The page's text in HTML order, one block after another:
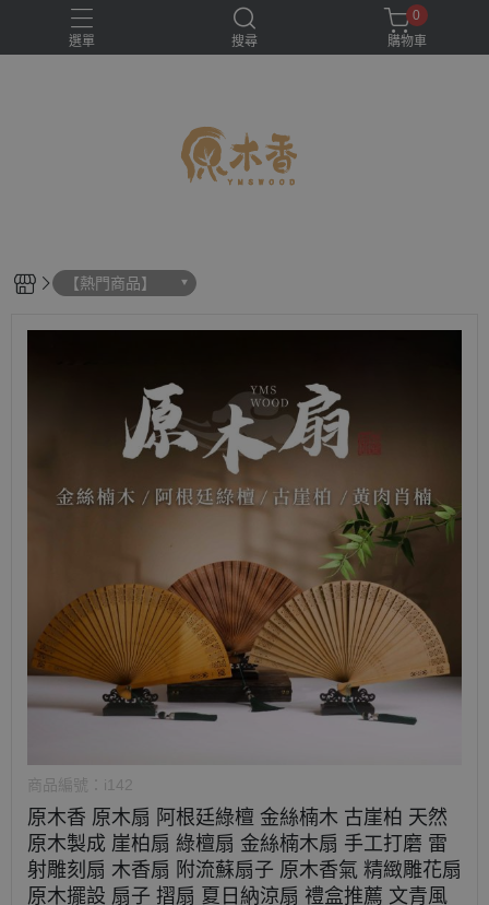
選單 搜尋
0
購物車
【熱門商品】
商品編號： i142
原木香 原木扇 阿根廷綠檀 金絲楠木 古崖柏 天然
原木製成 崖柏扇 綠檀扇 金絲楠木扇 手工打磨 雷
射雕刻扇 木香扇 附流蘇扇子 原木香氣 精緻雕花扇
原木擺設 扇子 摺扇 夏日納涼扇 禮盒推薦 文青風